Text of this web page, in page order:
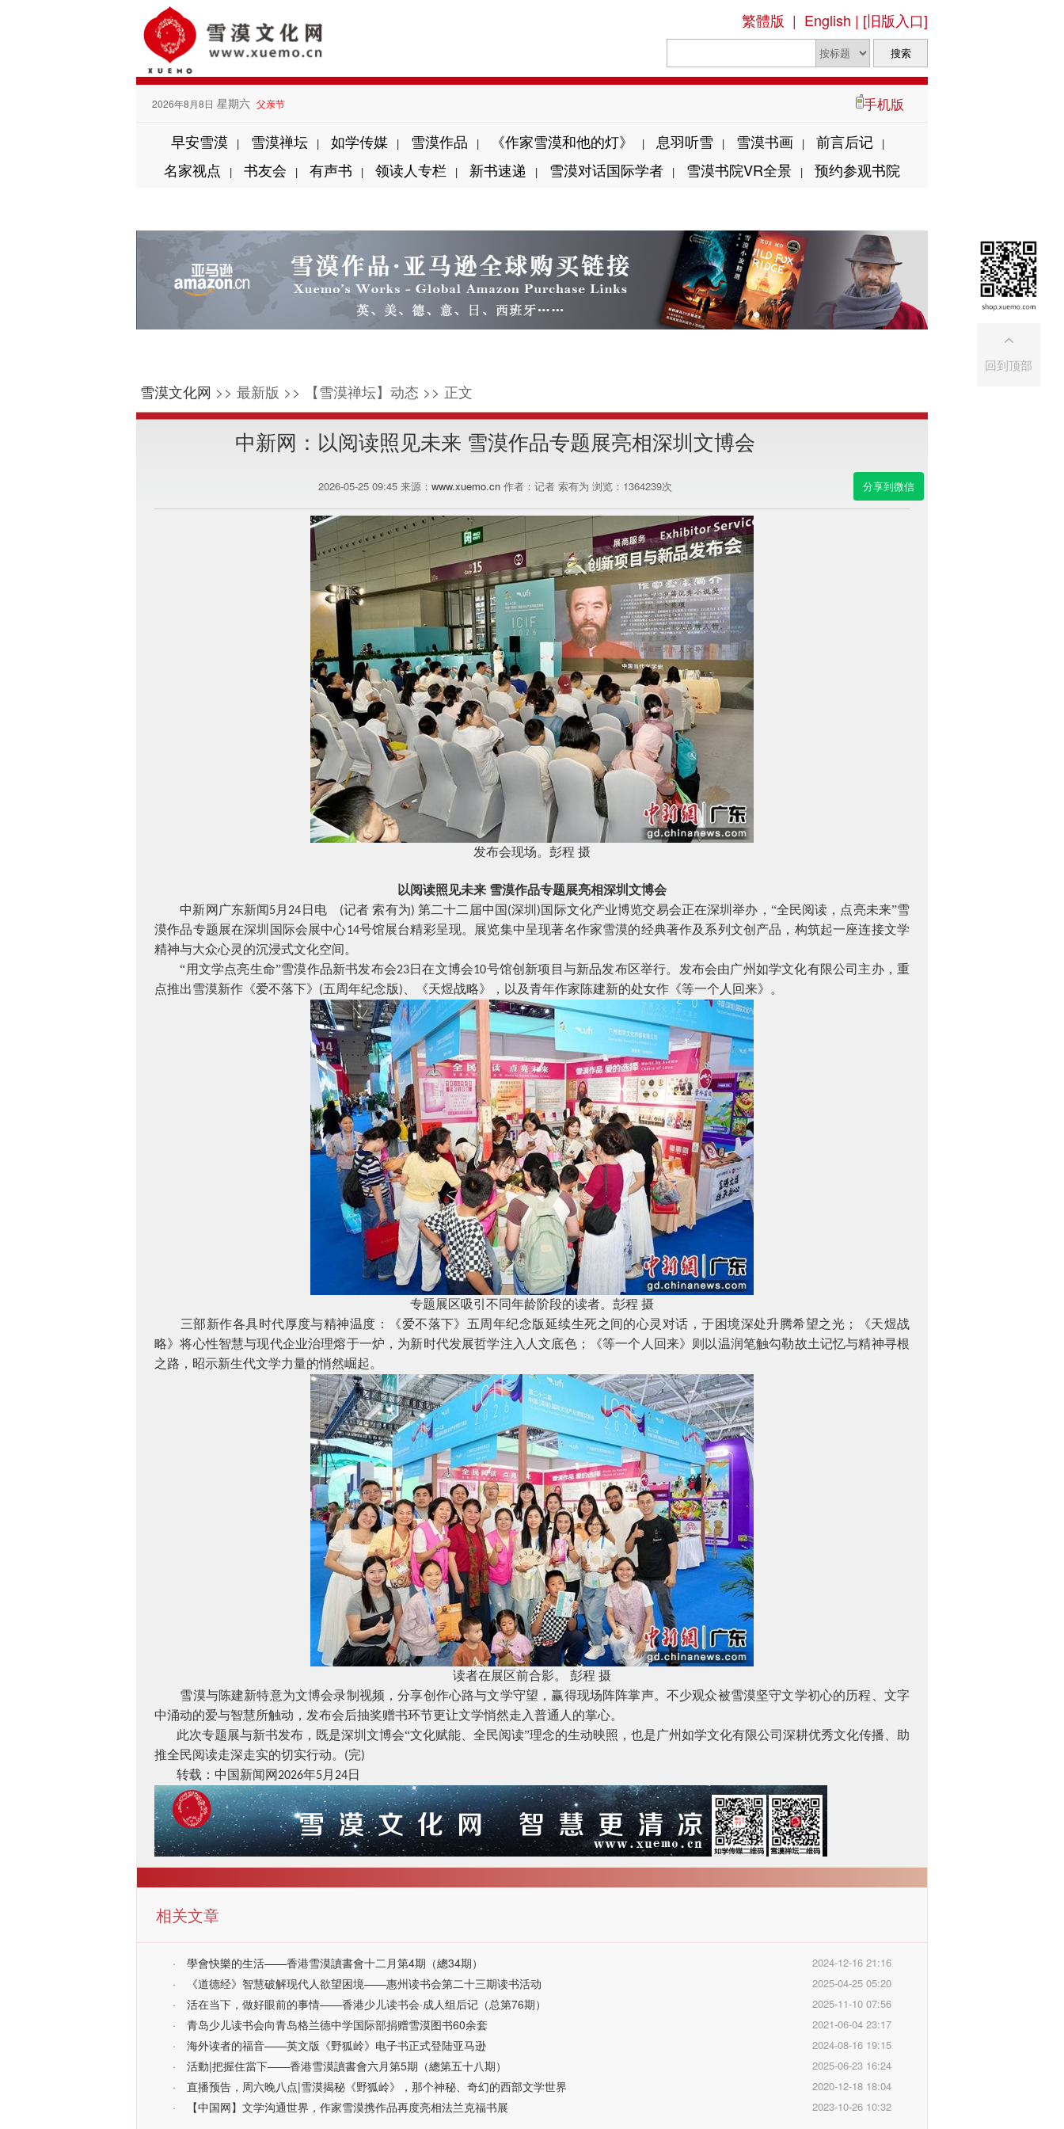
繁體版 | English | [旧版入口]
2026年8月8日 星期六 父亲节 手机版
早安雪漠 | 雪漠禅坛 | 如学传媒 | 雪漠作品 | 《作家雪漠和他的灯》 | 息羽听雪 | 雪漠书画 | 前言后记 |
名家视点 | 书友会 | 有声书 | 领读人专栏 | 新书速递 | 雪漠对话国际学者 | 雪漠书院VR全景 | 预约参观书院
雪漠文化网 >> 最新版 >> 【雪漠禅坛】动态 >> 正文
中新网：以阅读照见未来 雪漠作品专题展亮相深圳文博会
2026-05-25 09:45 来源： www.xuemo.cn作者：记者 索有为 浏览： 1364239次 分享到微信
发布会现场。彭程 摄
以阅读照见未来 雪漠作品专题展亮相深圳文博会
中新网广东新闻5月 24 日电 (记者 索有为) 第二十二届中国 (深圳 )国际文化产业博览交易会正在深圳举办，“全民阅读，点亮未来”雪
漠作品专题展在深圳国际会展中心14号馆展台精彩呈现。展览集中呈现著名作家雪漠的经典著作及系列文创产品，构筑起一座连接文学
精神与大众心灵的沉浸式文化空间。
“用文学点亮生命”雪漠作品新书发布会23日在文博会10号馆创新项目与新品发布区举行。发布会由广州如学文化有限公司主办，重
点推出雪漠新作《爱不落下》 (五周年纪念版) 、《天煜战略》，以及青年作家陈建新的处女作《等一个人回来》。
专题展区吸引不同年龄阶段的读者。彭程 摄
三部新作各具时代厚度与精神温度：《爱不落下》五周年纪念版延续生死之间的心灵对话，于困境深处升腾希望之光；《天煜战
略》将心性智慧与现代企业治理熔于一炉，为新时代发展哲学注入人文底色；《等一个人回来》则以温润笔触勾勒故土记忆与精神寻根
之路，昭示新生代文学力量的悄然崛起。
读者在展区前合影。 彭程 摄
雪漠与陈建新特意为文博会录制视频，分享创作心路与文学守望，赢得现场阵阵掌声。不少观众被雪漠坚守文学初心的历程、文字
中涌动的爱与智慧所触动，发布会后抽奖赠书环节更让文学悄然走入普通人的掌心。
此次专题展与新书发布，既是深圳文博会“文化赋能、全民阅读”理念的生动映照，也是广州如学文化有限公司深耕优秀文化传播、助
推全民阅读走深走实的切实行动。 (完)
转载：中国新闻网2026年5月 24日
相关文章
· 學會快樂的生活——香港雪漠讀書會十二月第4期（總34期） 2024-12-16 21:16
· 《道德经》智慧破解现代人欲望困境——惠州读书会第二十三期读书活动 2025-04-25 05:20
· 活在当下，做好眼前的事情——香港少儿读书会·成人组后记（总第76期） 2025-11-10 07:56
· 青岛少儿读书会向青岛格兰德中学国际部捐赠雪漠图书60余套 2021-06-04 23:17
· 海外读者的福音——英文版《野狐岭》电子书正式登陆亚马逊 2024-08-16 19:15
· 活動|把握住當下——香港雪漠讀書會六月第5期（總第五十八期） 2025-06-23 16:24
· 直播预告，周六晚八点|雪漠揭秘《野狐岭》，那个神秘、奇幻的西部文学世界 2020-12-18 18:04
· 【中国网】文学沟通世界，作家雪漠携作品再度亮相法兰克福书展 2023-10-26 10:32
回到顶部